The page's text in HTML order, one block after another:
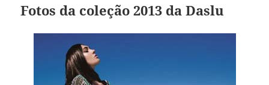
Fotos da coleção 2013 da Daslu